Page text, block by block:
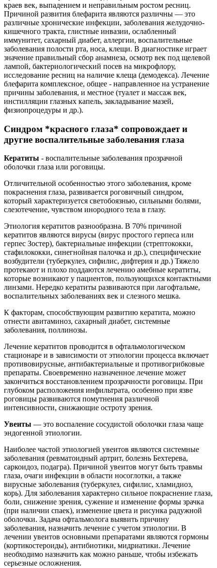
краев век, выпадением и неправильным ростом ресниц.
Причиной развития блефарита являются различны — это
различные хронические инфекции, заболевания желудочно-
кишечного тракта, глистные инвазии, ослабленный
иммунитет, сахарный диабет, аллергии, воспалительные
заболевания полости рта, носа, клещи. В диагностике играет
значение правильный сбор анамнеза, осмотр век под щелевой
лампой, бактериологический посев на микрофлору,
исследование ресниц на наличие клеща (демодекса). Лечение
блефарита комплексное, общее - направленное на устранение
причины заболевания, и местное (туалет и массаж век,
инстилляции глазных капель, закладывание мазей,
физиопроцедуры и др.).
Синдром *красного глаза* сопровождает и
другие воспалительные заболевания глаза
Кератиты - воспалительные заболевания прозрачной
оболочки глаза или роговицы.
Отличительной особенностью этого заболевания, кроме
покраснения глаза, развивается роговичный синдром,
который характеризуется светобоязнью, сильными болями,
слезотечение, чувством инородного тела в глазу.
Этиология кератитов разнообразна. В 70% причиной
кератитов являются вирусы (вирус простого герпеса или
герпес Зостер), бактериальные инфекции (стрептококки,
стафилококки, синегнойная палочка и др.), специфические
возбудители (туберкулез, сифилис, дифтерия и др.) Тяжело
протекают и плохо поддаются лечению амебные кератиты,
которые возникают у пациентов, пользующихся контактными
линзами. Нередко кератиты развиваются при лагофтальме,
воспалительных заболеваниях век и слезного мешка.
К факторам, способствующим развитию кератита, можно
отнести авитаминоз, сахарный диабет, системные
заболевания, поллинозы.
Лечение кератитов проводится в офтальмологическом
стационаре и в зависимости от этиологии процесса включает
противовирусные, антибактериальные и противогрибковые
препараты. Своевременно назначенное лечение может
закончиться восстановлением прозрачности роговицы. При
глубоком расположения инфильтрата, особенно при язве
роговицы развиваются помутнения различной
интенсивности, снижающие остроту зрения.
Увеиты — это воспаление сосудистой оболочки глаза чаще
эндогенной этиологии.
Наиболее частой этиологией увеитов являются системные
заболевания (ревматоидный артрит, болезнь Бехтерева,
саркоидоз, подагра). Причиной увеитов могут быть травмы
глаза, очаги инфекции в области носоглотки, а также
вирусные заболевания (туберкулез, сифилис, хламидиоз,
корь). Для заболевания характерно сильное покраснение глаза,
боли, снижение зрения, сужение и изменение формы зрачка
(при наличии спаек), изменение цвета и рисунка радужной
оболочки. Задача офтальмолога выявить причину
заболевания, назначить лечение с учетом этиологии. В
лечении увеитов основными препаратами являются гормоны
(кортикостероиды), антибиотики, мидриатики. Лечение
необходимо назначить как можно раньше, чтобы избежать
серьезные осложнения.